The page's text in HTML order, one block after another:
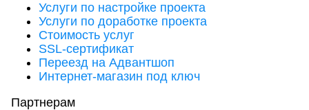
Услуги по настройке проекта
Услуги по доработке проекта
Стоимость услуг
SSL-сертификат
Переезд на Адвантшоп
Интернет-магазин под ключ
Партнерам